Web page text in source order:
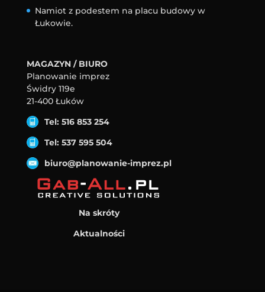
Namiot z podestem na placu budowy w
Łukowie.
MAGAZYN / BIURO
Planowanie imprez
Świdry 119e
21-400 Łuków
Tel: 516 853 254
Tel: 537 595 504
biuro@planowanie-imprez.pl
Na skróty
Aktualności